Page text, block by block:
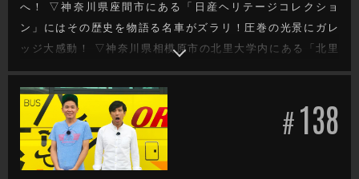
へ！ ▽神奈川県座間市にある「日産ヘリテージコレクショ
ン」にはその歴史を物語る名車がズラリ！圧巻の光景にガレ
ッジ大感動！ ▽神奈川県相模原市の北里大学内にある「北里
アクアリウムラボ」は学生たちが企画・運営をおこなってい
る珍しい水族館！興味深い研究テーマ展示も！ ▽今週もガレ
ッジセールのゆるり旅をお届けします
#138